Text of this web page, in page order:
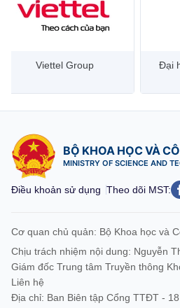
Đại học Bách Khoa, TP
Bưu
BỘ KHOA HỌC VÀ
MINISTRY OF SCIENCE AND
Điều khoản sử dụng Theo dõi MST:
Cơ quan chủ quản: Bộ Khoa học và
Chịu trách nhiệm nội dung: Nguyễn
Giám đốc Trung tâm Truyền thông
Liên hệ
Địa chỉ: Ban Biên tập Cổng TTĐT -